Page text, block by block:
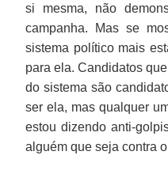
si mesma, não
campanha. Mas se
sistema político mais
para ela. Candidatos
do sistema são
ser ela, mas qualquer
estou dizendo anti-
alguém que seja contra